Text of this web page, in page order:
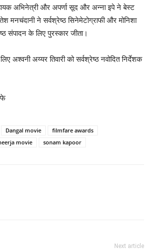
अभिनेत्री और अपर्णा सूद और अन्ना इपे ने बेस्ट
मनचंदानी ने सर्वश्रेष्ठ सिनेमेटोग्राफी और मोनिशा
संपादन के लिए पुरस्कार जीता।
अश्वनी अय्यर तिवारी को सर्वश्रेष्ठ नवोदित निर्देशक
Dangal movie
filmfare awards
movie sonam kapoor
Next article